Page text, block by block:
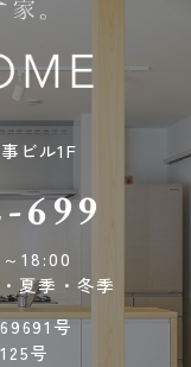
ビル1F
699
18:00
夏季・冬季
号
号